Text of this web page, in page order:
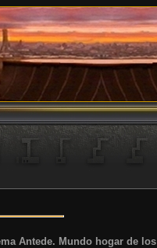
Antede. Mundo hogar de los